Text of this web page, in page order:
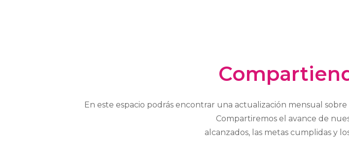
En este espacio podrás encontrar una actualización mensual sobre
Compartiremos el avance de
alcanzados, las metas cumplidas y